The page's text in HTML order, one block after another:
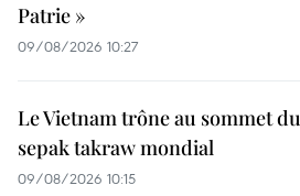
Patrie »
09/08/2026 10:27
Le Vietnam trône au sommet du
sepak takraw mondial
09/08/2026 10:15